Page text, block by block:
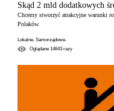
Skąd 2 mld dodatkowych
Chcemy stworzyć atrakcyjne warunki
Polaków.
Lokalne. Samorządowe.
Oglądane14643 razy